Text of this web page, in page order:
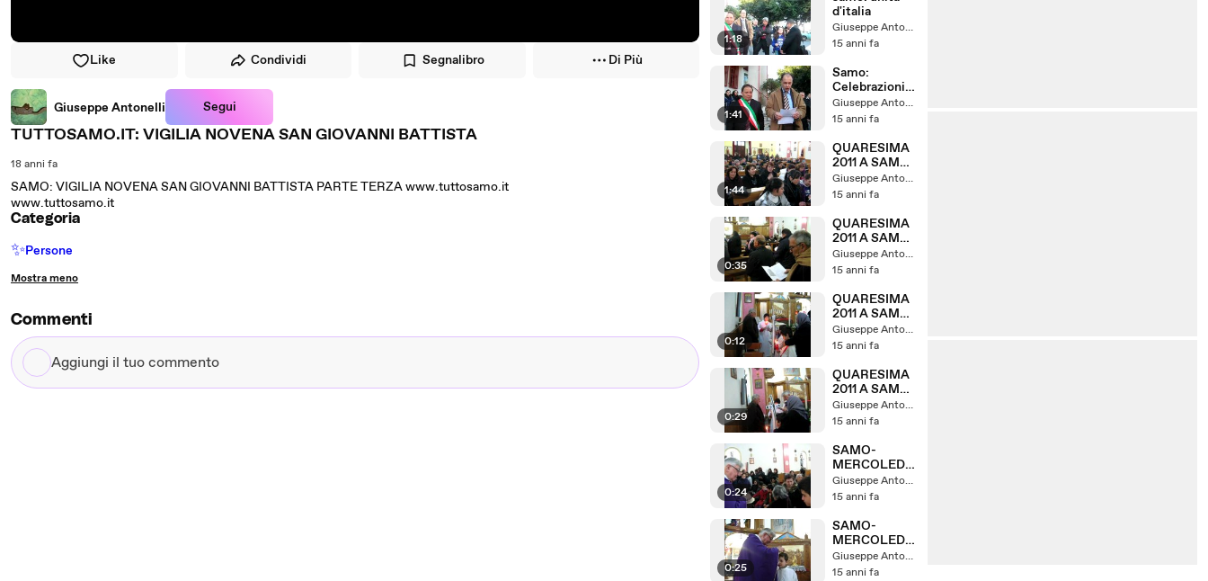
Like Condividi Segnalibro Di Più
Giuseppe Antonelli Segui
TUTTOSAMO.IT: VIGILIA NOVENA SAN GIOVANNI BATTISTA
18 anni fa
SAMO: VIGILIA NOVENA SAN GIOVANNI BATTISTA PARTE TERZA www.tuttosamo.it
www.tuttosamo.it
Categoria
✨Persone
Mostra meno
Commenti
Aggiungi
il
1:18
d'italia
Giuseppe Antonelli
15 anni fa
1:41
Samo:
Celebrazioni
150°anniversa
rio Unità
Giuseppe Antonelli
15 anni fa
1:44
QUARESIMA
2011 A SAMO:
LA PRIMA
VIA CRUCIS
Giuseppe Antonelli
15 anni fa
0:35
QUARESIMA
2011 A SAMO:
LA PRIMA
VIA CRUCIS
Giuseppe Antonelli
15 anni fa
0:12
QUARESIMA
2011 A SAMO:
LA PRIMA
VIA CRUCIS
Giuseppe Antonelli
15 anni fa
0:29
QUARESIMA
2011 A SAMO:
LA PRIMA
VIA CRUCIS
Giuseppe Antonelli
15 anni fa
0:24
SAMO-
MERCOLEDI
DELLE
CENERI PT 2
Giuseppe Antonelli
15 anni fa
0:25
SAMO-
MERCOLEDI
DELLE
CENERI PT 1
Giuseppe Antonelli
15 anni fa